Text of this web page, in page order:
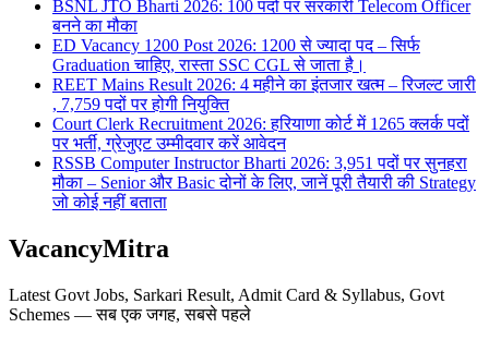
BSNL JTO Bharti 2026: 100 पदों पर सरकारी Telecom Officer
बनने का मौका
ED Vacancy 1200 Post 2026: 1200 से ज्यादा पद – सिर्फ
Graduation चाहिए, रास्ता SSC CGL से जाता है।
REET Mains Result 2026: 4 महीने का इंतजार खत्म – रिजल्ट जारी
, 7,759 पदों पर होगी नियुक्ति
Court Clerk Recruitment 2026: हरियाणा कोर्ट में 1265 क्लर्क पदों
पर भर्ती, ग्रेजुएट उम्मीदवार करें आवेदन
RSSB Computer Instructor Bharti 2026: 3,951 पदों पर सुनहरा
मौका – Senior और Basic दोनों के लिए, जानें पूरी तैयारी की Strategy
जो कोई नहीं बताता
VacancyMitra
Latest Govt Jobs, Sarkari Result, Admit Card & Syllabus, Govt
Schemes — सब एक जगह, सबसे पहले